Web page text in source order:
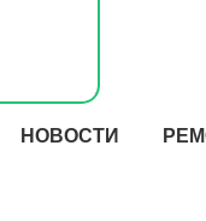
НОВОСТИ